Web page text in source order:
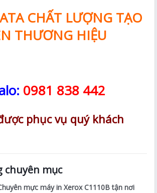
CHẤT LƯỢNG TẠO
THƯƠNG HIỆU
0981 838 442
phục vụ quý khách
chuyên mục
mực máy in Xerox C1110B tận nơi